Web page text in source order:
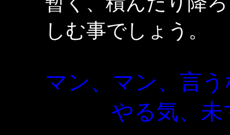
しむ事でしょう。
マン、マン、言
やる気、未マ